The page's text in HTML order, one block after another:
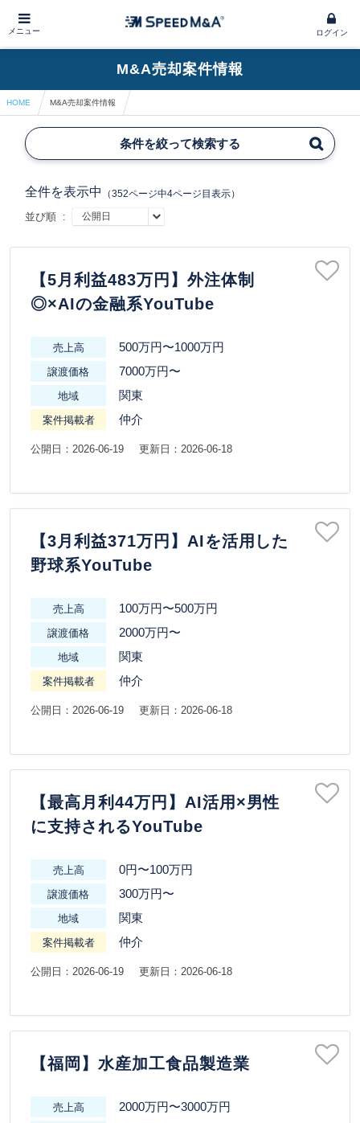
メニュー ログイン
M&A売却案件情報
HOME M&A売却案件情報
条件を絞って検索する
全件を表示中 （352ページ中4ページ目表示）
並び順 :
【5月利益483万円】外注体制
◎×AIの金融系YouTube
売上高 500万円〜1000万円
譲渡価格 7000万円〜
地域 関東
案件掲載者 仲介
公開日：2026-06-19 更新日：2026-06-18
【3月利益371万円】AIを活用した
野球系YouTube
売上高 100万円〜500万円
譲渡価格 2000万円〜
地域 関東
案件掲載者 仲介
公開日：2026-06-19 更新日：2026-06-18
【最高月利44万円】AI活用×男性
に支持されるYouTube
売上高 0円〜100万円
譲渡価格 300万円〜
地域 関東
案件掲載者 仲介
公開日：2026-06-19 更新日：2026-06-18
【福岡】水産加工食品製造業
売上高 2000万円〜3000万円